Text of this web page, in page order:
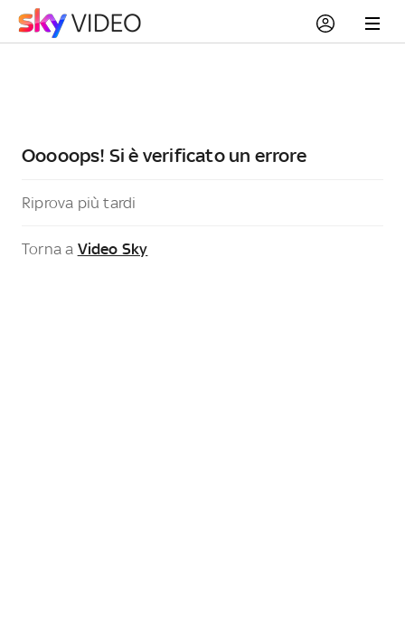
Ooooops! Si è verificato un errore
Riprova più tardi
Torna a Video Sky